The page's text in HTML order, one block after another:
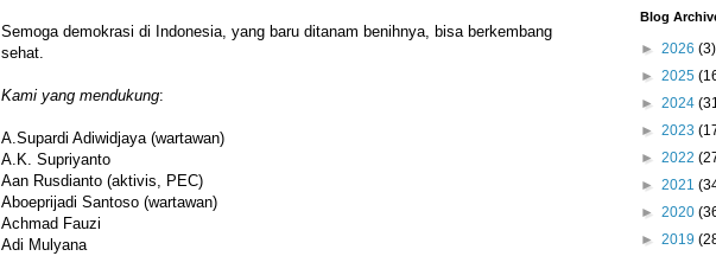
Semoga demokrasi di Indonesia, yang baru ditanam benihnya, bisa berkembang
sehat.
Kami yang mendukung:
A.Supardi Adiwidjaya (wartawan)
A.K. Supriyanto
Aan Rusdianto (aktivis, PEC)
Aboeprijadi Santoso (wartawan)
Achmad Fauzi
Adi Mulyana
Blog
► 2026 (3)
► 2025
► 2024
► 2023
► 2022
► 2021
► 2020
► 2019